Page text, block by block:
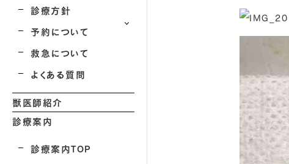
診療方針
予約について
救急について
よくある質問
獣医師紹介
診療案内
診療案内TOP